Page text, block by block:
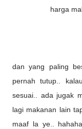
harga
dan yang paling
pernah tutup..
sesuai.. ada jugak
lagi makanan lain
maaf la ye..